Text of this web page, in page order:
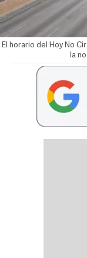
El horario del Hoy No
la